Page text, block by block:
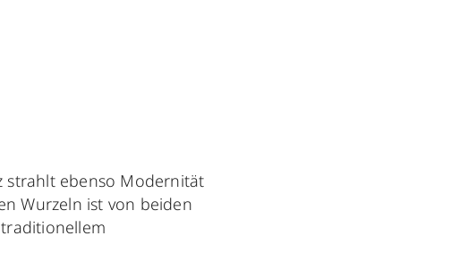
strahlt ebenso Modernität
Wurzeln ist von beiden